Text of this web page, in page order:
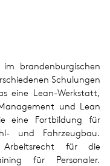
brandenburgischen
Schulungen
eine Lean-Werkstatt,
und Lean
eine Fortbildung für
und Fahrzeugbau.
Arbeitsrecht für die
für Personaler.